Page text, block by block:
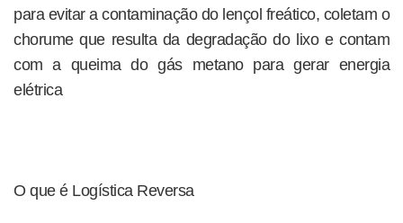
para evitar a contaminação do lençol freático, coletam o
chorume que resulta da degradação do lixo e contam
com a queima do gás metano para gerar energia
elétrica
O que é Logística Reversa